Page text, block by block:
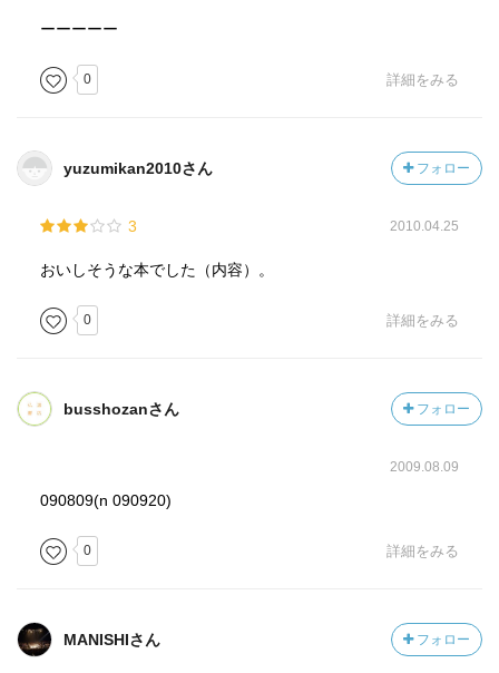
ーーーーー
0 詳細をみる
yuzumikan2010さん フォロー
3 2010.04.25
おいしそうな本でした（内容）。
0 詳細をみる
busshozanさん フォロー
2009.08.09
090809(n 090920)
0 詳細をみる
MANISHIさん フォロー